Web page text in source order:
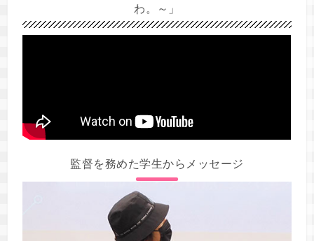
わ。～」
監督を務めた学生からメッセージ